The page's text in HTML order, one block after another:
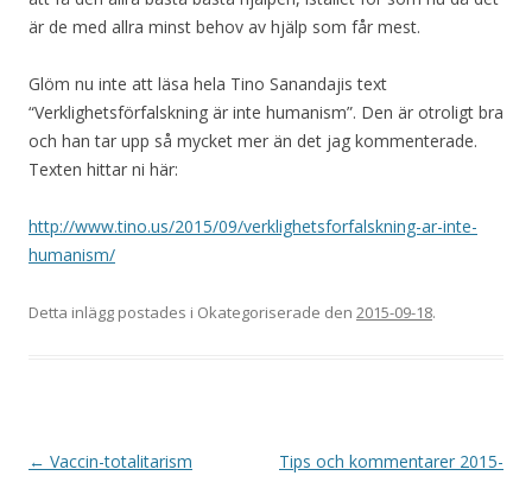
är de med allra minst behov av hjälp som får mest.
Glöm nu inte att läsa hela Tino Sanandajis text
“Verklighetsförfalskning är inte humanism”. Den är otroligt bra
och han tar upp så mycket mer än det jag kommenterade.
Texten hittar ni här:
http://www.tino.us/2015/09/verklighetsforfalskning-ar-inte-
humanism/
Detta inlägg postades i Okategoriserade den 2015-09-18.
Inläggsnavigering
← Vaccin-totalitarism
Tips och kommentarer 2015-